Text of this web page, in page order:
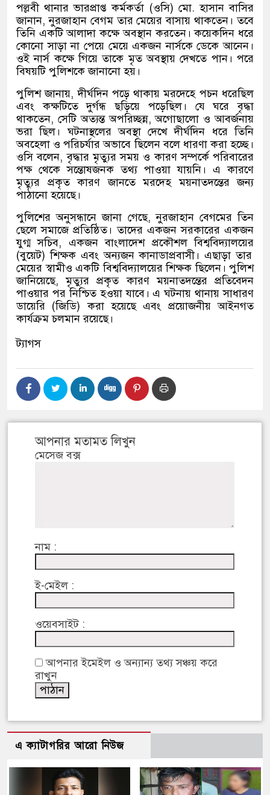
পল্লবী থানার ভারপ্রাপ্ত কর্মকর্তা(ওসি) মো.হাসান বাসির
জানান,নুরজাহান বেগম তার মেয়ের বাসায় থাকতেন। তবে
তিনি একটি আলাদা কক্ষে অবস্থান করতেন। কয়েকদিন ধরে
কোনো সাড়া না পেয়ে মেয়ে একজন নার্সকে ডেকে আনেন।
ওই নার্স কক্ষে গিয়ে তাকে মৃত অবস্থায় দেখতে পান। পরে
বিষয়টি পুলিশকে জানানো হয়।
পুলিশ জানায়,দীর্ঘদিন পড়ে থাকায় মরদেহে পচন ধরেছিল
এবং কক্ষটিতে দুর্গন্ধ ছড়িয়ে পড়েছিল। যে ঘরে বৃদ্ধা
থাকতেন, সেটি অত্যন্ত অপরিচ্ছন্ন,অগোছালো ও আবর্জনায়
ভরা ছিল। ঘটনাস্থলের অবস্থা দেখে দীর্ঘদিন ধরে তিনি
অবহেলা ও পরিচর্যার অভাবে ছিলেন বলে ধারণা করা হচ্ছে।
ওসি বলেন,বৃদ্ধার মৃত্যুর সময় ও কারণ সম্পর্কে পরিবারের
পক্ষ থেকে সন্তোষজনক তথ্য পাওয়া যায়নি। এ কারণে
মৃত্যুর প্রকৃত কারণ জানতে মরদেহ ময়নাতদন্তের জন্য
পাঠানো হয়েছে।
পুলিশের অনুসন্ধানে জানা গেছে,নুরজাহান বেগমের তিন
ছেলে সমাজে প্রতিষ্ঠিত। তাদের একজন সরকারের একজন
যুগ্ম সচিব, একজন বাংলাদেশ প্রকৌশল বিশ্ববিদ্যালয়ের
(বুয়েট)শিক্ষক এবং অন্যজন কানাডাপ্রবাসী। এছাড়া তার
মেয়ের স্বামীও একটি বিশ্ববিদ্যালয়ের শিক্ষক ছিলেন। পুলিশ
জানিয়েছে,মৃত্যুর প্রকৃত কারণ ময়নাতদন্তের প্রতিবেদন
পাওয়ার পর নিশ্চিত হওয়া যাবে। এ ঘটনায় থানায় সাধারণ
ডায়েরি (জিডি)করা হয়েছে এবং প্রয়োজনীয় আইনগত
কার্যক্রম চলমান রয়েছে।
ট্যাগস
আপনার মতামত লিখুন
মেসেজ বক্স
নাম :
ই-মেইল :
ওয়েবসাইট :
আপনার ইমেইল ও অন্যান্য তথ্য সঞ্চয় করে
রাখুন
এ ক্যাটাগরির আরো নিউজ